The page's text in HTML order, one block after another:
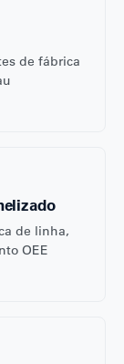
de fábrica
de linha,
OEE